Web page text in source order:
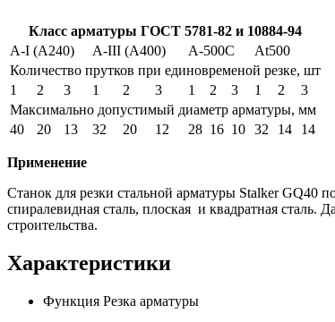
Класс арматуры ГОСТ 5781-82 и 10884-94
A-I (A240)
A-III (A400) A-500C
At500
Количество прутков при единовременой резке, шт
1
2 3 1 2 3 1 2 3 1 2
3
Максимально допустимый диаметр арматуры, мм
40
20 13 32 20 12 28 16 10 32 14 14
Применение
Станок для резки стальной арматуры StalkerGQ40
спиралевидная сталь, плоская и квадратная сталь.
строительства.
Характеристики
Функция Резка арматуры